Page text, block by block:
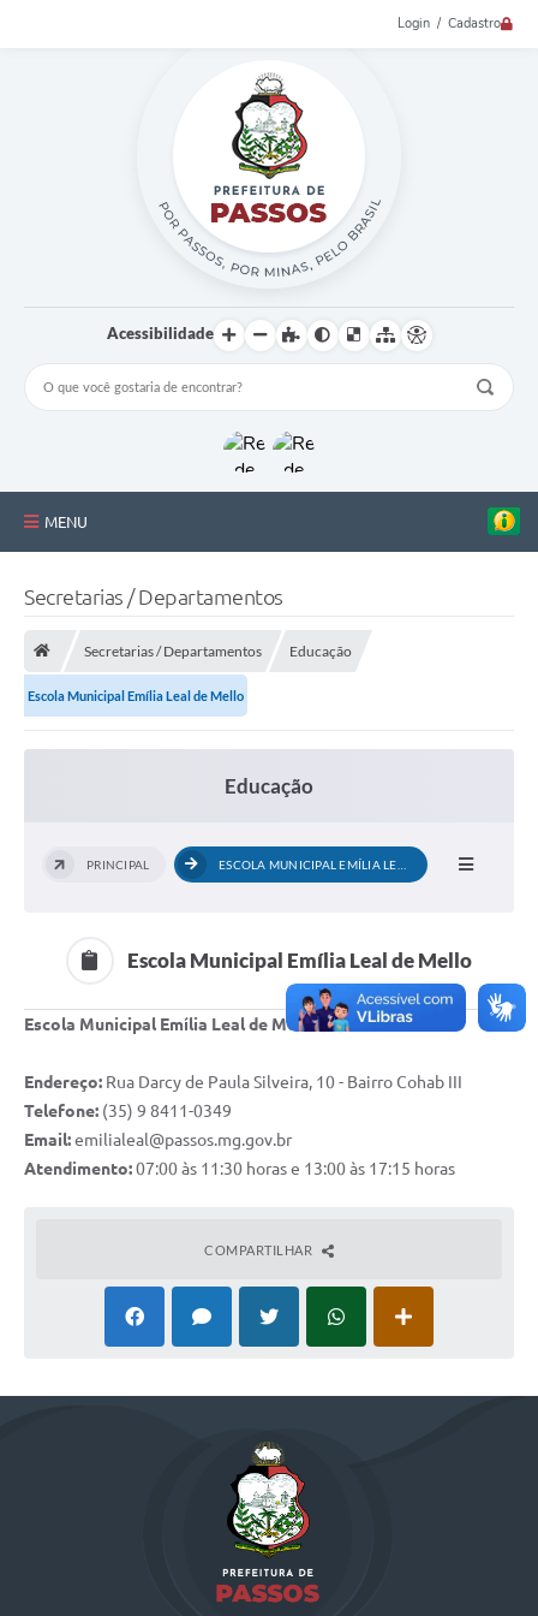
Login / Cadastro
Acessibilidade
MENU
Estrutura Administrativa
Secretarias / Departamentos
Secretarias / Departamentos Educação
Escola Municipal Emília Leal de Mello
Educação
PRINCIPAL
Escola Municipal Emília Leal de Mello
Escola Municipal Emília Leal de Mello
Endereço: Rua Darcy de Paula Silveira, 10 - Bairro Cohab III
Telefone: (35) 9 8411-0349
Email:emilialeal@passos.mg.gov.br
Atendimento:07:00 às 11:30 horas e 13:00 às 17:15 horas
COMPARTILHAR